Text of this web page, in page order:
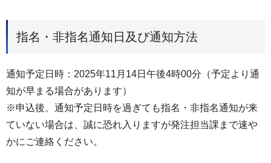
指名・非指名通知日及び通知方法
通知予定日時：2025年11月14日午後4時00分（予定より通
知が早まる場合があります）
※申込後、通知予定日時を過ぎても指名・非指名通知が来
ていない場合は、誠に恐れ入りますが発注担当課まで速や
かにご連絡ください。